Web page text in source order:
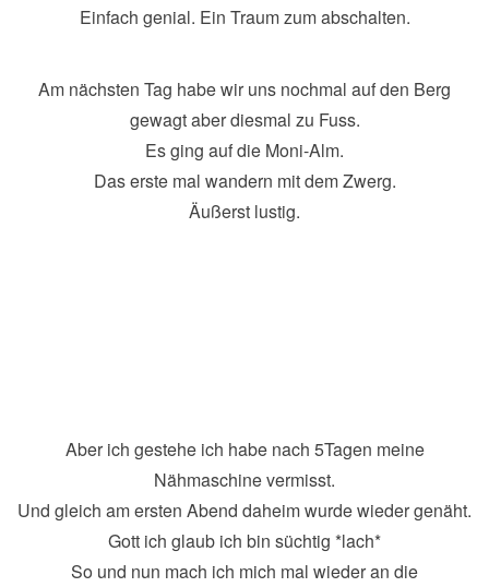
Einfach genial. Ein Traum zum abschalten.
Am nächsten Tag habe wir uns nochmal auf den Berg
gewagt aber diesmal zu Fuss.
Es ging auf die Moni-Alm.
Das erste mal wandern mit dem Zwerg.
Äußerst lustig.
Aber ich gestehe ich habe nach 5Tagen meine
Nähmaschine vermisst.
Und gleich am ersten Abend daheim wurde wieder genäht.
Gott ich glaub ich bin süchtig *lach*
So und nun mach ich mich mal wieder an die